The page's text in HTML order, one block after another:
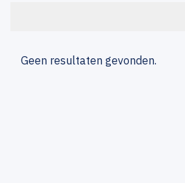
Geen resultaten gevonden.